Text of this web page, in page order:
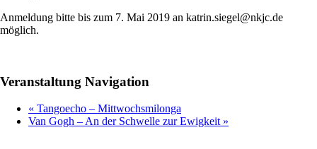
Anmeldung bitte bis zum 7. Mai 2019 an katrin.siegel@nkjc.de
möglich.
Veranstaltung Navigation
« Tangoecho – Mittwochsmilonga
Van Gogh – An der Schwelle zur Ewigkeit »